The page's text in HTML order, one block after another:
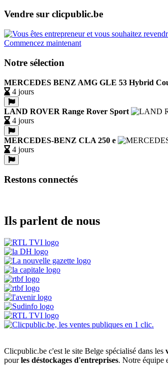
Vendre sur clicpublic.be
Commencez maintenant
Notre sélection
MERCEDES BENZ AMG GLE 53 Hybrid
4 jours
LAND ROVER Range Rover Sport
4 jours
MERCEDES-BENZ CLA 250 e
4 jours
Restons connectés
Ils parlent de nous
Clicpublic.be c'est le site Belge spécialisé dans les
pourles déstockages d'entreprises. Notre équipe